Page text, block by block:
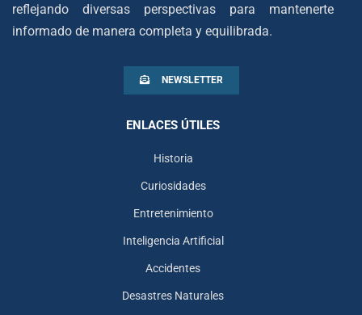
reflejando diversas perspectivas para mantenerte
informado de manera completa y equilibrada.
NEWSLETTER
ENLACES ÚTILES
Historia
Curiosidades
Entretenimiento
Inteligencia Artificial
Accidentes
Desastres Naturales